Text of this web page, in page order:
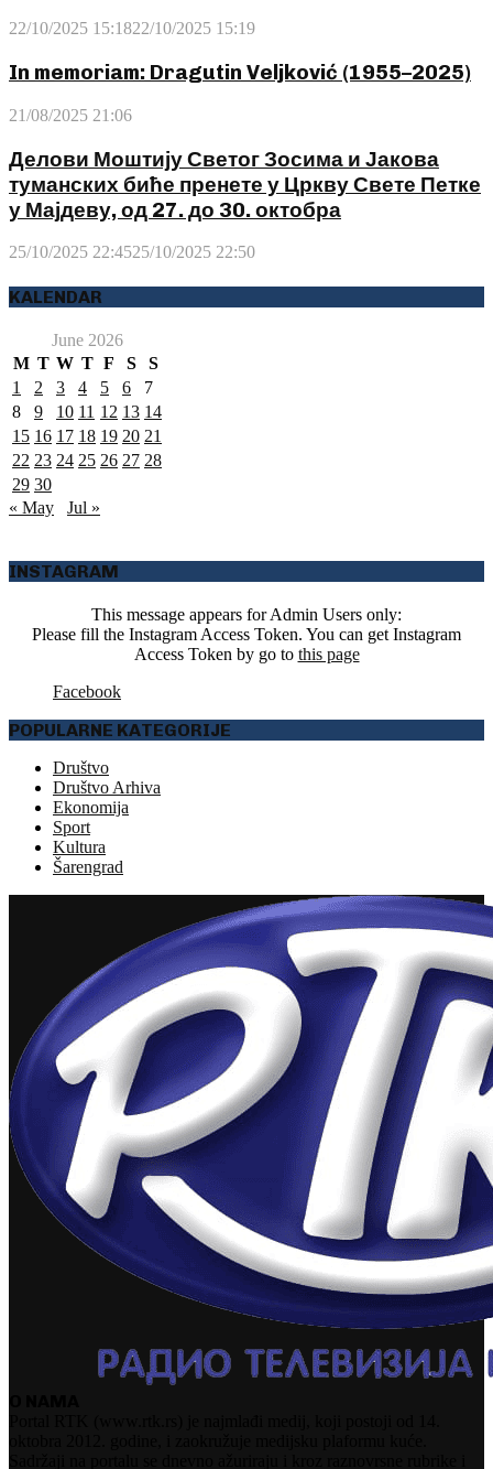
22/10/2025 15:1822/10/2025 15:19
In memoriam: Dragutin Veljković (1955–2025)
21/08/2025 21:06
Делови Моштију Светог Зосима и Јакова
туманских биће пренете у Цркву Свете Петке
у Мајдеву, од 27. до 30. октобра
25/10/2025 22:4525/10/2025 22:50
KALENDAR
June 2026
M T W T F S
S
1
2 3 4 5 6
7
8
9 10 11 12 13 14
15 16 17 18 19 20 21
22 23 24 25 26 27 28
29 30
« May
Jul »
INSTAGRAM
This message appears for Admin Users only:
Please fill the Instagram Access Token. You can get Instagram
Access Token by go to this page
Facebook
POPULARNE KATEGORIJE
Društvo
Društvo Arhiva
Ekonomija
Sport
Kultura
Šarengrad